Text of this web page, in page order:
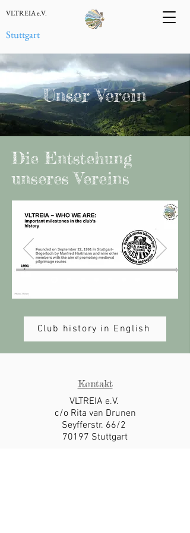
VLTREIA e.V.
Stuttgart
Unser Verein
Die Entstehung
unseres Vereins
Club history in English
Kontakt
VLTREIA e.V.
c/o Rita van Drunen
Seyfferstr. 66/2
70197 Stuttgart